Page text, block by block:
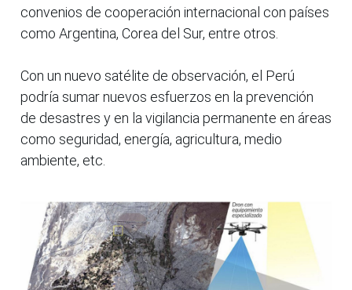
convenios de cooperación internacional con países
como Argentina, Corea del Sur, entre otros.
Con un nuevo satélite de observación, el Perú
podría sumar nuevos esfuerzos en la prevención
de desastres y en la vigilancia permanente en áreas
como seguridad, energía, agricultura, medio
ambiente, etc.